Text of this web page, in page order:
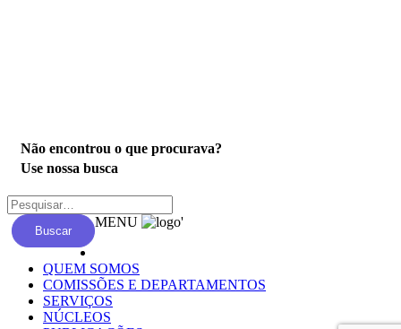
Não encontrou o que procurava?
Use nossa busca
Buscar
MENU '
QUEM SOMOS
COMISSÕES E DEPARTAMENTOS
SERVIÇOS
NÚCLEOS